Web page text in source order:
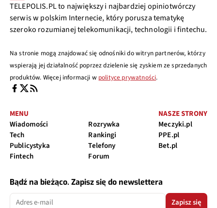
TELEPOLIS.PL to największy i najbardziej opiniotwórczy
serwis w polskim Internecie, który porusza tematykę
szeroko rozumianej telekomunikacji, technologii i fintechu.
Na stronie mogą znajdować się odnośniki do witryn partnerów, którzy
wspierają jej działalność poprzez dzielenie się zyskiem ze sprzedanych
produktów. Więcej informacji w polityce prywatności.
MENU
Wiadomości
Tech
Publicystyka
Fintech
Rozrywka
Rankingi
Telefony
Forum
NASZE STRONY
Meczyki.pl
PPE.pl
Bet.pl
Bądź na bieżąco. Zapisz się do newslettera
Zapisz się